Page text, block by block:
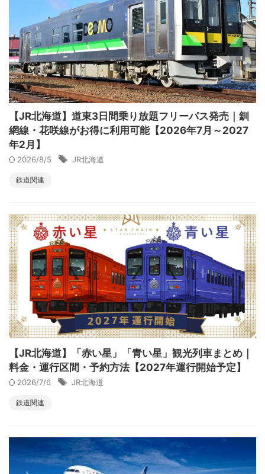
【JR北海道】道東3日間乗り放題フリーパス発売｜釧
網線・花咲線がお得に利用可能【2026年7月～2027
年2月】
2026/8/5 JR北海道
鉄道関連
【JR北海道】「赤い星」「青い星」観光列車まとめ｜
料金・運行区間・予約方法【2027年運行開始予定】
2026/7/6 JR北海道
鉄道関連